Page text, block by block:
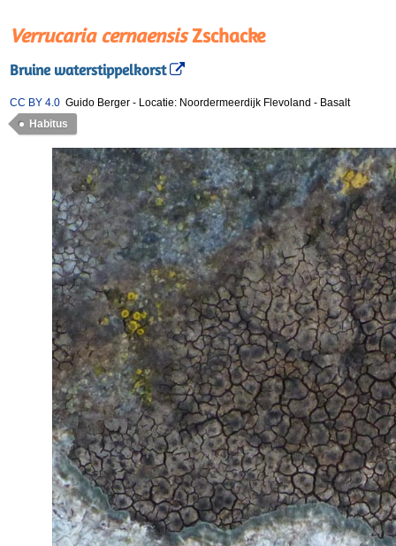
Verrucaria cernaensisZschacke
Bruine waterstippelkorst
CC BY 4.0 Guido Berger - Locatie: Noordermeerdijk Flevoland - Basalt
Habitus